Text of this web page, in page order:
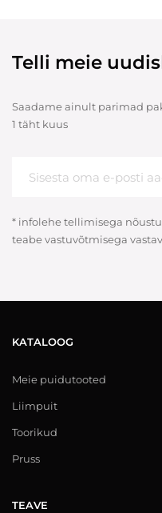
Telli meie
Saadame ainult parimad
1 täht kuus
* infolehe tellimisega
teabe vastuvõtmisega
KATALOOG
Meie puidutooted
Liimpuit
Toorikud
Pruss
TEAVE